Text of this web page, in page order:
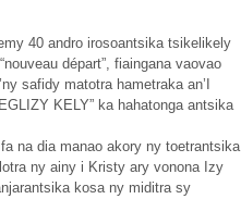
40 andro irosoantsika tsikelikely
départ”, fiaingana vaovao
safidy matotra hametraka an’I
KELY” ka hahatonga antsika
na dia manao akory ny toetrantsika
ny ainy i Kristy ary vonona Izy
kosa ny miditra sy